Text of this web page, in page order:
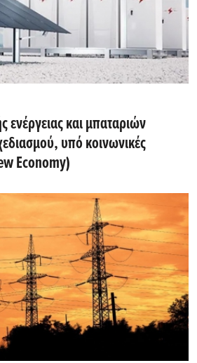
ενέργειας και μπαταριών
υπό κοινωνικές
Economy)